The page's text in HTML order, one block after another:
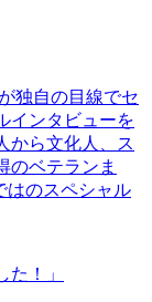
独自の目線でセ
インタビューを
から文化人、ス
のベテランま
はのスペシャル
！」